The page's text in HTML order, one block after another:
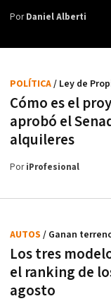
PorDaniel Alberti
Cómo es el
aprobó el
alquileres
POLÍTICA/ Ley de
PoriProfesional
Los tres
el ranking de
agosto
AUTOS / Ganan